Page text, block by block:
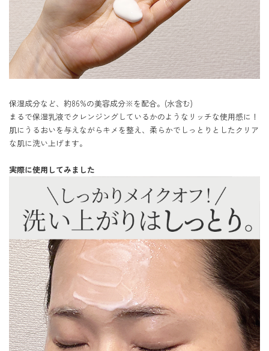
保湿成分など、約86%の美容成分※を配合。(水含む)
まるで保湿乳液でクレンジングしているかのようなリッチな使用感に！
肌にうるおいを与えながらキメを整え、柔らかでしっとりとしたクリア
な肌に洗い上げます。
実際に使用してみました